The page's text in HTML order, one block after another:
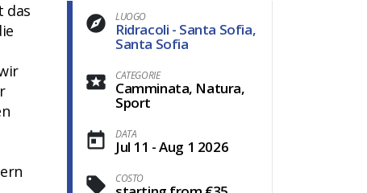
LUOGO
Ridracoli - Santa Sofia,
Santa Sofia
CATEGORIE
Camminata, Natura,
Sport
DATA
Jul 11 - Aug 1 2026
COSTO
das